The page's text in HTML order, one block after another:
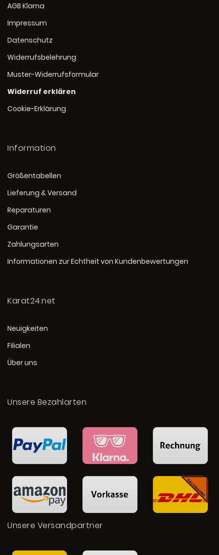
AGB Klarna
Impressum
Datenschutz
Widerrufsbelehrung
Muster-Widerrufsformular
Widerruf erklären
Cookie-Erklärung
Information
Größentabellen
Lieferung & Versand
Reparaturen
Garantie
Zahlungsarten
Informationen zur Echtheit von Kundenbewertungen
Karat24.net
Neuigkeiten
Filialen
Über uns
Unsere Bezahlarten
Unsere Versandpartner